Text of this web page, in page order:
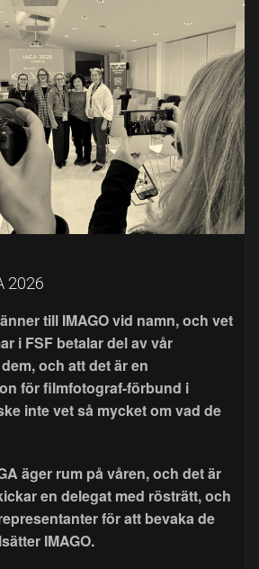
2026
till IMAGO vid namn, och vet
i FSF betalar del av vår
och att det är en
för filmfotograf-förbund i
inte vet så mycket om vad de
äger rum på våren, och det är
en delegat med rösträtt, och
för att bevaka de
IMAGO.